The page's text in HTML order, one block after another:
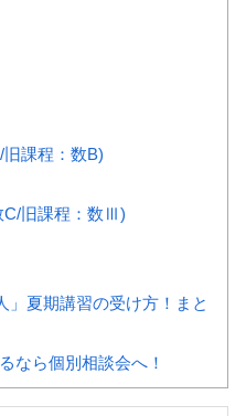
課程：数B)
C/旧課程：数Ⅲ)
」夏期講習の受け方！まと
なら個別相談会へ！